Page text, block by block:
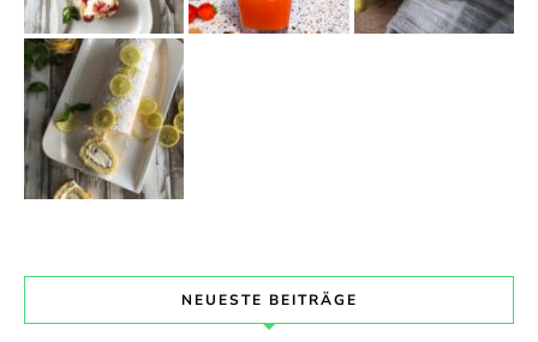
NEUESTE BEITRÄGE